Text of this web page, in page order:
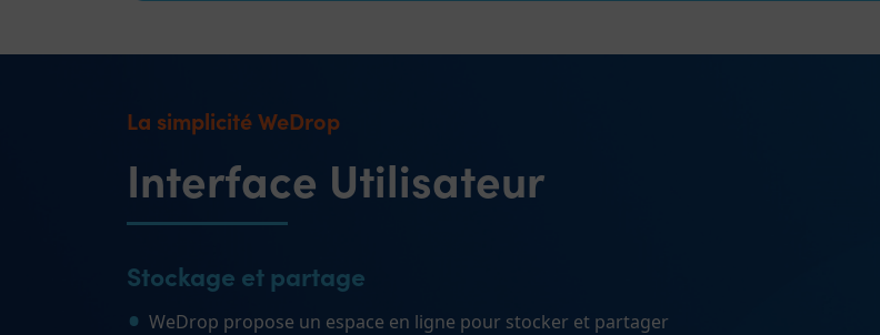
La simplicité WeDrop
Interface Utilisateur
Stockage et partage
WeDrop propose un espace en ligne pour stocker et partager